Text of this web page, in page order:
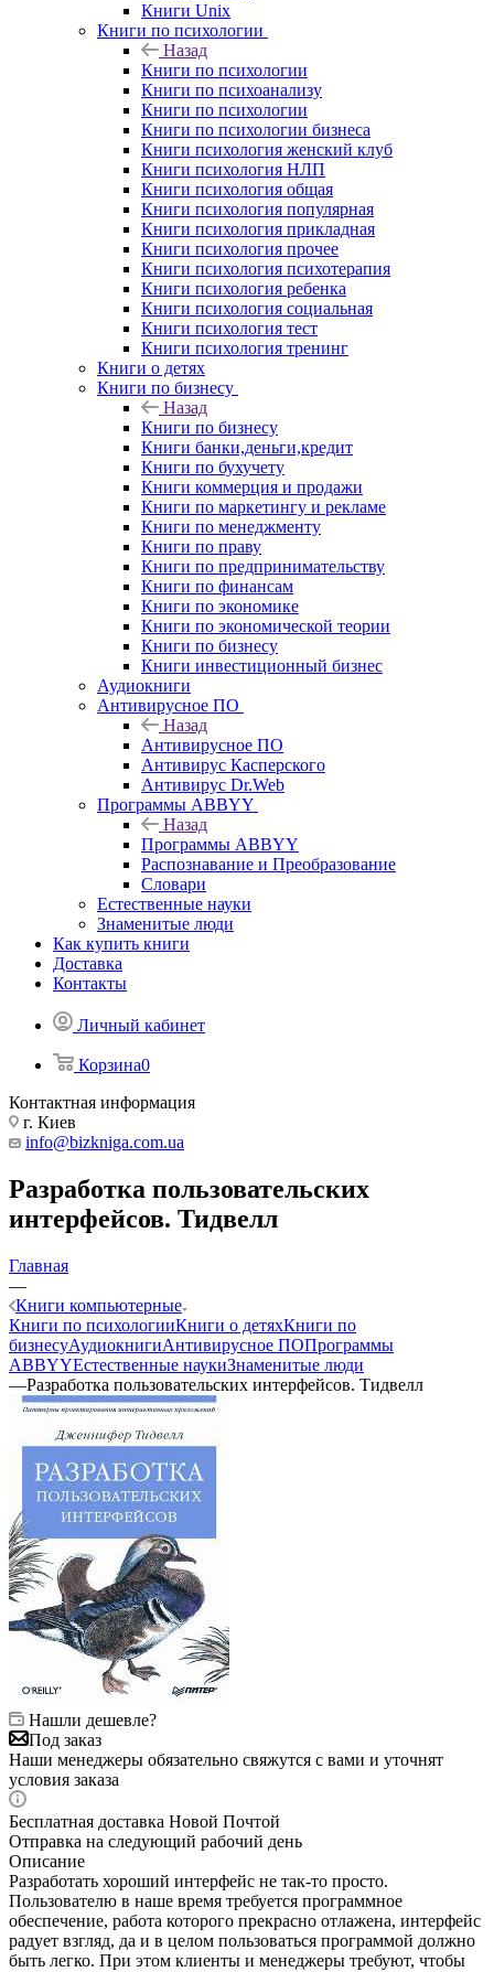
Книги Unix
Книги по психологии
Назад
Книги по психологии
Книги по психоанализу
Книги по психологии
Книги по психологии бизнеса
Книги психология женский клуб
Книги психология НЛП
Книги психология общая
Книги психология популярная
Книги психология прикладная
Книги психология прочее
Книги психология психотерапия
Книги психология ребенка
Книги психология социальная
Книги психология тест
Книги психология тренинг
Книги о детях
Книги по бизнесу
Назад
Книги по бизнесу
Книги банки,деньги,кредит
Книги по бухучету
Книги коммерция и продажи
Книги по маркетингу и рекламе
Книги по менеджменту
Книги по праву
Книги по предпринимательству
Книги по финансам
Книги по экономике
Книги по экономической теории
Книги по бизнесу
Книги инвестиционный бизнес
Аудиокниги
Антивирусное ПО
Назад
Антивирусное ПО
Антивирус Касперского
Антивирус Dr.Web
Программы ABBYY
Назад
Программы ABBYY
Распознавание и Преобразование
Словари
Естественные науки
Знаменитые люди
Как купить книги
Доставка
Контакты
Личный кабинет
Корзина0
Контактная информация
г. Киев
info@bizkniga.com.ua
Разработка пользовательских
интерфейсов. Тидвелл
Главная
—
Книги компьютерные
Книги по психологииКниги о детяхКниги по
бизнесуАудиокнигиАнтивирусное ПОПрограммы
ABBYYЕстественные наукиЗнаменитые люди
—Разработка пользовательских интерфейсов. Тидвелл
Нашли дешевле?
Под заказ
Наши менеджеры обязательно свяжутся с вами и уточнят
условия заказа
Бесплатная доставка Новой Почтой
Отправка на следующий рабочий день
Описание
Разработать хороший интерфейс не так-то просто.
Пользователю в наше время требуется программное
обеспечение, работа которого прекрасно отлажена, интерфейс
радует взгляд, да и в целом пользоваться программой должно
быть легко. При этом клиенты и менеджеры требуют, чтобы